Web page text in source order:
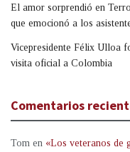
El amor sorprendió en
que emocionó a los
Vicepresidente Félix Ulloa
visita oficial a Colombia
Comentarios
Tom en «Los veteranos de